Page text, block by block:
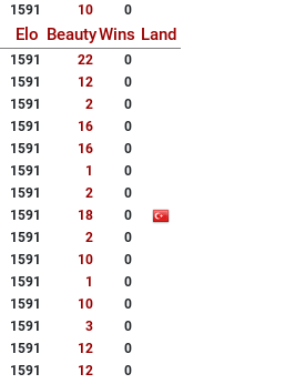
1591 10 0
Elo BeautyWins Land
1591 22
0
1591 12
0
1591 2
0
1591 16
0
1591 16
0
1591 1
0
1591 2
0
1591 18
0
1591 2
0
1591 10
0
1591 1
0
1591 10
0
1591 3
0
1591 12
0
1591 12
0